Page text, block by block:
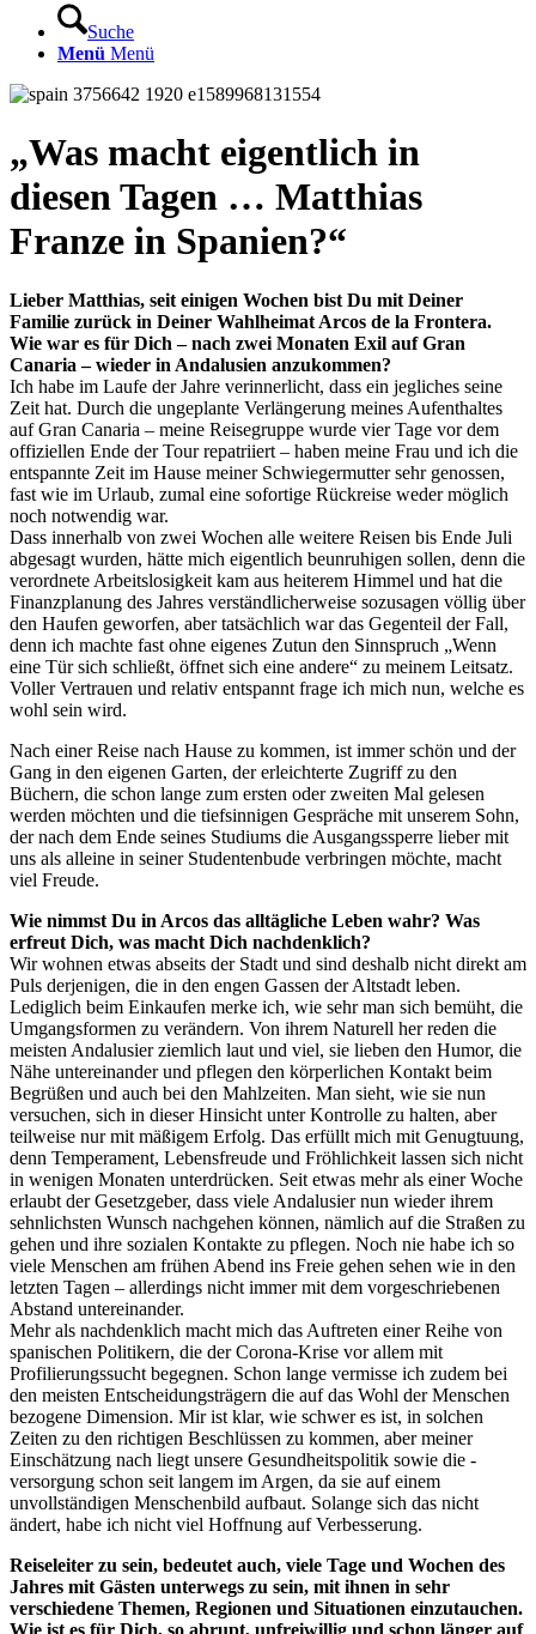
Suche
Menü Menü
„Was macht eigentlich in
diesen Tagen … Matthias
Franze in Spanien?“
Lieber Matthias, seit einigen Wochen bist Du mit Deiner
Familie zurück in Deiner Wahlheimat Arcos de la Frontera.
Wie war es für Dich – nach zwei Monaten Exil auf Gran
Canaria – wieder in Andalusien anzukommen?
Ich habe im Laufe der Jahre verinnerlicht, dass ein jegliches seine
Zeit hat. Durch die ungeplante Verlängerung meines Aufenthaltes
auf Gran Canaria – meine Reisegruppe wurde vier Tage vor dem
offiziellen Ende der Tour repatriiert – haben meine Frau und ich die
entspannte Zeit im Hause meiner Schwiegermutter sehr genossen,
fast wie im Urlaub, zumal eine sofortige Rückreise weder möglich
noch notwendig war.
Dass innerhalb von zwei Wochen alle weitere Reisen bis Ende Juli
abgesagt wurden, hätte mich eigentlich beunruhigen sollen, denn die
verordnete Arbeitslosigkeit kam aus heiterem Himmel und hat die
Finanzplanung des Jahres verständlicherweise sozusagen völlig über
den Haufen geworfen, aber tatsächlich war das Gegenteil der Fall,
denn ich machte fast ohne eigenes Zutun den Sinnspruch „Wenn
eine Tür sich schließt, öffnet sich eine andere“ zu meinem Leitsatz.
Voller Vertrauen und relativ entspannt frage ich mich nun, welche es
wohl sein wird.
Nach einer Reise nach Hause zu kommen, ist immer schön und der
Gang in den eigenen Garten, der erleichterte Zugriff zu den
Büchern, die schon lange zum ersten oder zweiten Mal gelesen
werden möchten und die tiefsinnigen Gespräche mit unserem Sohn,
der nach dem Ende seines Studiums die Ausgangssperre lieber mit
uns als alleine in seiner Studentenbude verbringen möchte, macht
viel Freude.
Wie nimmst Du in Arcos das alltägliche Leben wahr? Was
erfreut Dich, was macht Dich nachdenklich?
Wir wohnen etwas abseits der Stadt und sind deshalb nicht direkt am
Puls derjenigen, die in den engen Gassen der Altstadt leben.
Lediglich beim Einkaufen merke ich, wie sehr man sich bemüht, die
Umgangsformen zu verändern. Von ihrem Naturell her reden die
meisten Andalusier ziemlich laut und viel, sie lieben den Humor, die
Nähe untereinander und pflegen den körperlichen Kontakt beim
Begrüßen und auch bei den Mahlzeiten. Man sieht, wie sie nun
versuchen, sich in dieser Hinsicht unter Kontrolle zu halten, aber
teilweise nur mit mäßigem Erfolg. Das erfüllt mich mit Genugtuung,
denn Temperament, Lebensfreude und Fröhlichkeit lassen sich nicht
in wenigen Monaten unterdrücken. Seit etwas mehr als einer Woche
erlaubt der Gesetzgeber, dass viele Andalusier nun wieder ihrem
sehnlichsten Wunsch nachgehen können, nämlich auf die Straßen zu
gehen und ihre sozialen Kontakte zu pflegen. Noch nie habe ich so
viele Menschen am frühen Abend ins Freie gehen sehen wie in den
letzten Tagen – allerdings nicht immer mit dem vorgeschriebenen
Abstand untereinander.
Mehr als nachdenklich macht mich das Auftreten einer Reihe von
spanischen Politikern, die der Corona-Krise vor allem mit
Profilierungssucht begegnen. Schon lange vermisse ich zudem bei
den meisten Entscheidungsträgern die auf das Wohl der Menschen
bezogene Dimension. Mir ist klar, wie schwer es ist, in solchen
Zeiten zu den richtigen Beschlüssen zu kommen, aber meiner
Einschätzung nach liegt unsere Gesundheitspolitik sowie die -
versorgung schon seit langem im Argen, da sie auf einem
unvollständigen Menschenbild aufbaut. Solange sich das nicht
ändert, habe ich nicht viel Hoffnung auf Verbesserung.
Reiseleiter zu sein, bedeutet auch, viele Tage und Wochen des
Jahres mit Gästen unterwegs zu sein, mit ihnen in sehr
verschiedene Themen, Regionen und Situationen einzutauchen.
Wie ist es für Dich, so abrupt, unfreiwillig und schon länger auf